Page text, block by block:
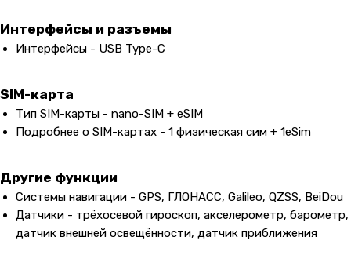
Интерфейсы и разъемы
Интерфейсы - USB Type-C
SIM-карта
Тип SIM-карты - nano-SIM + eSIM
Подробнее о SIM-картах - 1 физическая сим + 1eSim
Другие функции
Системы навигации - GPS, ГЛОНАСС, Galileo, QZSS, BeiDou
Датчики - трёхосевой гироскоп, акселерометр, барометр,
датчик внешней освещённости, датчик приближения
Клиентам
Гарантии
Услуги
Блог
Показать на карте
Навигация
Каталог товаров
Для бизнеса